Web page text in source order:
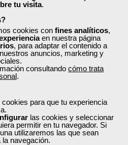
tu visita.
cookies con fines analíticos,
en nuestra página
, para adaptar el contenido a
anuncios, marketing y
consultando cómo trata
.
cookies para que tu experiencia
las cookies y seleccionar
permitir en tu navegador. Si
utilizaremos las que sean
navegación.
3 107
100%
autónomos
Cantabria.
los sectores.